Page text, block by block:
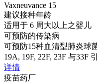
Vaxneuvance 15
建议接种年龄
适用于 6 周大以上之婴儿
可预防的传染病
可预防15种血清型肺炎球
19A, 19F, 22F, 23F 与33F
详情
疫苗药厂